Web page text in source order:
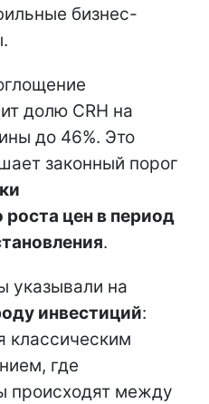
бизнес-
долю CRH на
до 46%. Это
законный порог
цен в период
.
указывали на
инвестиций:
классическим
где
происходят между